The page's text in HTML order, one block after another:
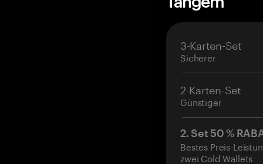
3-Karten-Set
Sicherer
2-Karten-Set
Günstiger
2. Set 50 %
Bestes Preis-
zwei Cold Wallets